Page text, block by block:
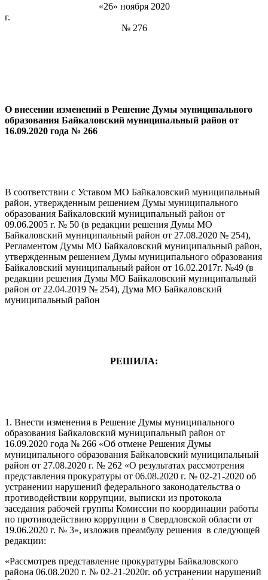
«26» ноября 2020
№ 276
О внесении изменений в Решение Думы муниципального
образования Байкаловский муниципальный район от
16.09.2020 года № 266
В соответствии с Уставом МО Байкаловский муниципальный
район, утвержденным решением Думы муниципального
образования Байкаловский муниципальный район от
09.06.2005 г. № 50 (в редакции решения Думы МО
Байкаловский муниципальный район от 27.08.2020 № 254),
Регламентом Думы МО Байкаловский муниципальный район,
утвержденным решением Думы муниципального образования
Байкаловский муниципальный район от 16.02.2017г. №49 (в
редакции решения Думы МО Байкаловский муниципальный
район от 22.04.2019 № 254), Дума МО Байкаловский
муниципальный район
РЕШИЛА:
1. Внести изменения в Решение Думы муниципального
образования Байкаловский муниципальный район от
16.09.2020 года № 266 «Об отмене Решения Думы
муниципального образования Байкаловский муниципальный
район от 27.08.2020 г. № 262 «О результатах рассмотрения
представления прокуратуры от 06.08.2020 г. № 02-21-2020 об
устранении нарушений федерального законодательства о
противодействии коррупции, выписки из протокола
заседания рабочей группы Комиссии по координации работы
по противодействию коррупции в Свердловской области от
19.06.2020 г. № 3», изложив преамбулу решения в следующей
редакции:
«Рассмотрев представление прокуратуры Байкаловского
района 06.08.2020 г. № 02-21-2020г. об устранении нарушений